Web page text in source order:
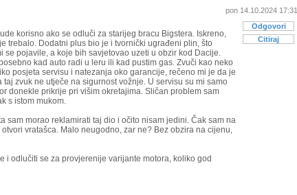
pon 14.10.2024 17:31
Odgovori
Citiraj
korisno ako se odluči za starijeg bracu Bigstera. Iskreno,
trebalo. Dodatni plus bio je i tvornički ugrađeni plin, što
pojavile, a koje bih savjetovao uzeti u obzir kod Dacije.
kad auto radi u leru ili kad pustim gas. Zvuči kao neko
posjeta servisu i natezanja oko garancije, rečeno mi je da je
zvuk ne utječe na sigurnost vožnje. U servisu su mi samo
donekle prikrije pri višim okretajima. Sličan problem sam
s istom mukom.
sam morao reklamirati taj dio i očito nisam jedini. Čak sam na
vratašca. Malo neugodno, zar ne? Bez obzira na cijenu,
i odlučiti se za provjerenije varijante motora, koliko god